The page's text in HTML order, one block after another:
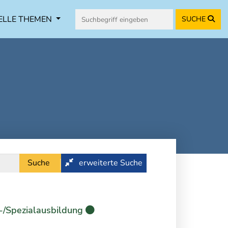
THEMEN SUCHE
Suche erweiterte Suche
Spezialausbildung